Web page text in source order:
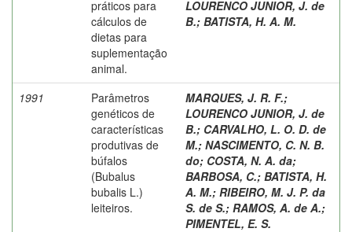
práticos para
cálculos de
dietas para
suplementação
animal.
LOURENCO JUNIOR, J. de
B.; BATISTA, H. A. M.
1991
Parâmetros
genéticos de
características
produtivas de
búfalos
(Bubalus
bubalis L.)
leiteiros.
MARQUES, J. R. F.;
LOURENCO JUNIOR, J. de
B.; CARVALHO, L. O. D. de
M.; NASCIMENTO, C. N. B.
do; COSTA, N. A. da;
BARBOSA, C.; BATISTA, H.
A. M.; RIBEIRO, M. J. P. da
S. de S.; RAMOS, A. de A.;
PIMENTEL, E. S.